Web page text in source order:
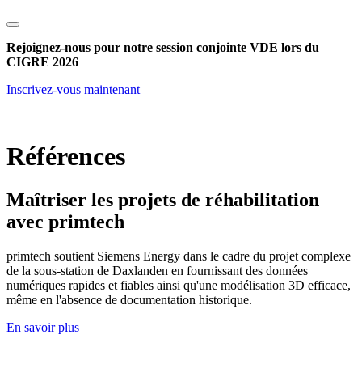
Rejoignez-nous pour notre session conjointe VDE lors du
CIGRE 2026
Inscrivez-vous maintenant
Références
Maîtriser les projets de réhabilitation
avec primtech
primtech soutient Siemens Energy dans le cadre du projet complexe
de la sous-station de Daxlanden en fournissant des données
numériques rapides et fiables ainsi qu'une modélisation 3D efficace,
même en l'absence de documentation historique.
En savoir plus